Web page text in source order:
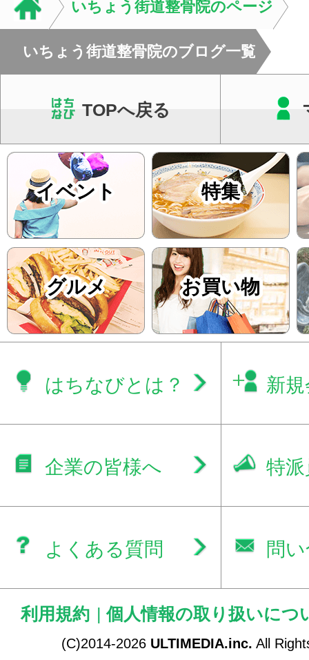
みの...
いちょう街道整骨院のページ
いちょう街道整骨院のブログ一覧
TOPへ戻る
イベント 特集
グルメ お買い物
はちなびとは？ 新
企業の皆様へ 特
よくある質問 問
利用規約 | 個人情報の取り扱いにつ
(C)2014-2026 ULTIMEDIA.inc. All